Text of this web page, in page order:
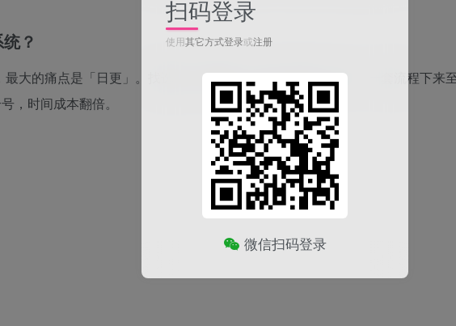
？
大的痛点是「日更」。找选题、搜素材、排版、配图、发布，一套流程下来
，时间成本翻倍。
扫码登录
使用其它方式登录或注册
微信扫码登录